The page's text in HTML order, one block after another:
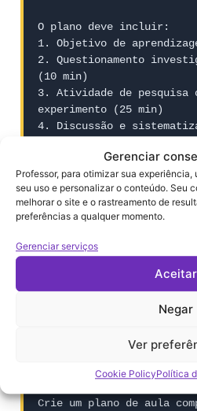
Gerenciar
Professor, para otimizar sua
seu uso e personalizar o conteúdo. Seu
melhorar o site e o rastreamento de
preferências a qualquer momento.
Gerenciar serviços
Aceitar
Negar
Ver
Cookie PolicyPolítica
O plano deve incluir:
1. Objetivo de
2. Questionamento
(10 min)
3. Atividade de pesquisa
experimento (25 min)
4. Discussão e
5. Avaliação formativa —
conceitual (5 min)
6. Conexão com a
7. Sugestão de
aplicável)
Você é especialista em
para a Ed. Básica
Crie um plano de aula